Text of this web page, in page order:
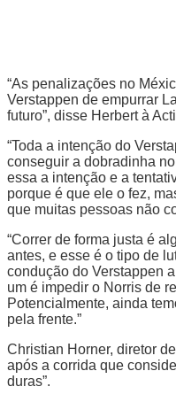
“As penalizações no
Verstappen de empurrar
futuro”, disse Herbert à
“Toda a intenção do
conseguir a dobradinha
essa a intenção e a
porque é que ele o fez,
que muitas pessoas não
“Correr de forma justa é
antes, e esse é o tipo de
condução do Verstappen
um é impedir o Norris de
Potencialmente, ainda
pela frente.”
Christian Horner, diretor
após a corrida que
duras”.